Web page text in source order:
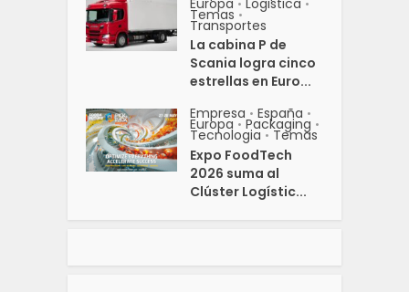
Europa • Logistica •
Temas •
Transportes
La cabina P de
Scania logra cinco
estrellas en Euro...
Empresa • España •
Europa • Packaging •
Tecnologia • Temas
Expo FoodTech
2026 suma al
Clúster Logístic...